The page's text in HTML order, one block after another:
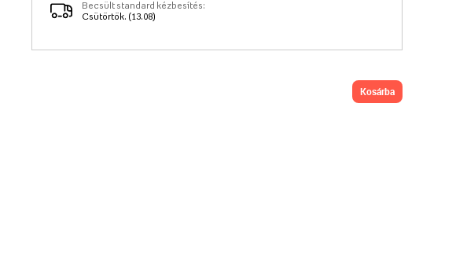
Becsült standard kézbesítés:
Csütörtök. (13.08)
kosárba